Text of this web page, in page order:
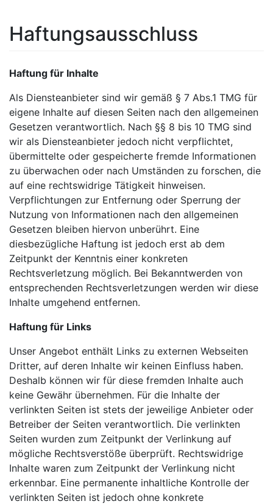
Haftungsausschluss
Haftung für Inhalte
Als Diensteanbieter sind wir gemäß § 7 Abs.1 TMG für
eigene Inhalte auf diesen Seiten nach den allgemeinen
Gesetzen verantwortlich. Nach §§ 8 bis 10 TMG sind
wir als Diensteanbieter jedoch nicht verpflichtet,
übermittelte oder gespeicherte fremde Informationen
zu überwachen oder nach Umständen zu forschen, die
auf eine rechtswidrige Tätigkeit hinweisen.
Verpflichtungen zur Entfernung oder Sperrung der
Nutzung von Informationen nach den allgemeinen
Gesetzen bleiben hiervon unberührt. Eine
diesbezügliche Haftung ist jedoch erst ab dem
Zeitpunkt der Kenntnis einer konkreten
Rechtsverletzung möglich. Bei Bekanntwerden von
entsprechenden Rechtsverletzungen werden wir diese
Inhalte umgehend entfernen.
Haftung für Links
Unser Angebot enthält Links zu externen Webseiten
Dritter, auf deren Inhalte wir keinen Einfluss haben.
Deshalb können wir für diese fremden Inhalte auch
keine Gewähr übernehmen. Für die Inhalte der
verlinkten Seiten ist stets der jeweilige Anbieter oder
Betreiber der Seiten verantwortlich. Die verlinkten
Seiten wurden zum Zeitpunkt der Verlinkung auf
mögliche Rechtsverstöße überprüft. Rechtswidrige
Inhalte waren zum Zeitpunkt der Verlinkung nicht
erkennbar. Eine permanente inhaltliche Kontrolle der
verlinkten Seiten ist jedoch ohne konkrete